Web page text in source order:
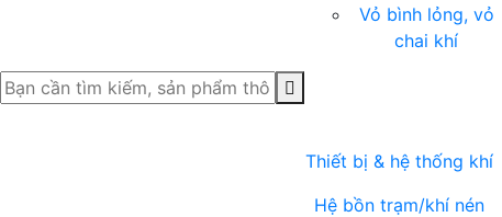
Vỏ bình lỏng, vỏ
chai khí
Thiết bị & hệ thống khí
Hệ bồn trạm/khí nén